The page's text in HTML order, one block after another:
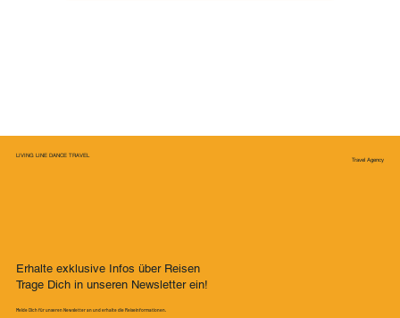
LIVING LINE DANCE TRAVEL
Travel Agency
Erhalte exklusive Infos über Reisen
Trage Dich in unseren Newsletter ein!
Melde Dich für unseren Newsletter an und erhalte die Reiseinformationen.